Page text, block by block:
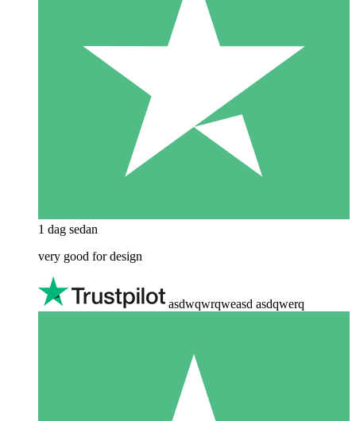
1 dag sedan
very good for design
asdwqwrqweasd asdqwerq